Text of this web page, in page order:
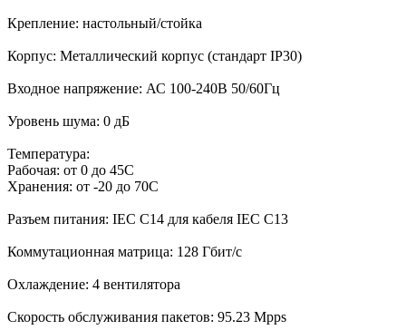
Крепление: настольный/стойка
Корпус: Металлический корпус (стандарт IP30)
Входное напряжение: АС 100-240В 50/60Гц
Уровень шума: 0 дБ
Температура:
Рабочая: от 0 до 45С
Хранения: от -20 до 70С
Разъем питания: IEC C14 для кабеля IEC C13
Коммутационная матрица: 128 Гбит/с
Охлаждение: 4 вентилятора
Скорость обслуживания пакетов: 95.23 Mpps